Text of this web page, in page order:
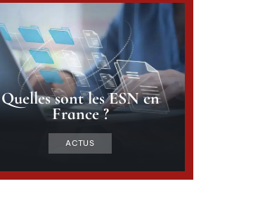
Quelles sont les ESN en
France ?
ACTUS